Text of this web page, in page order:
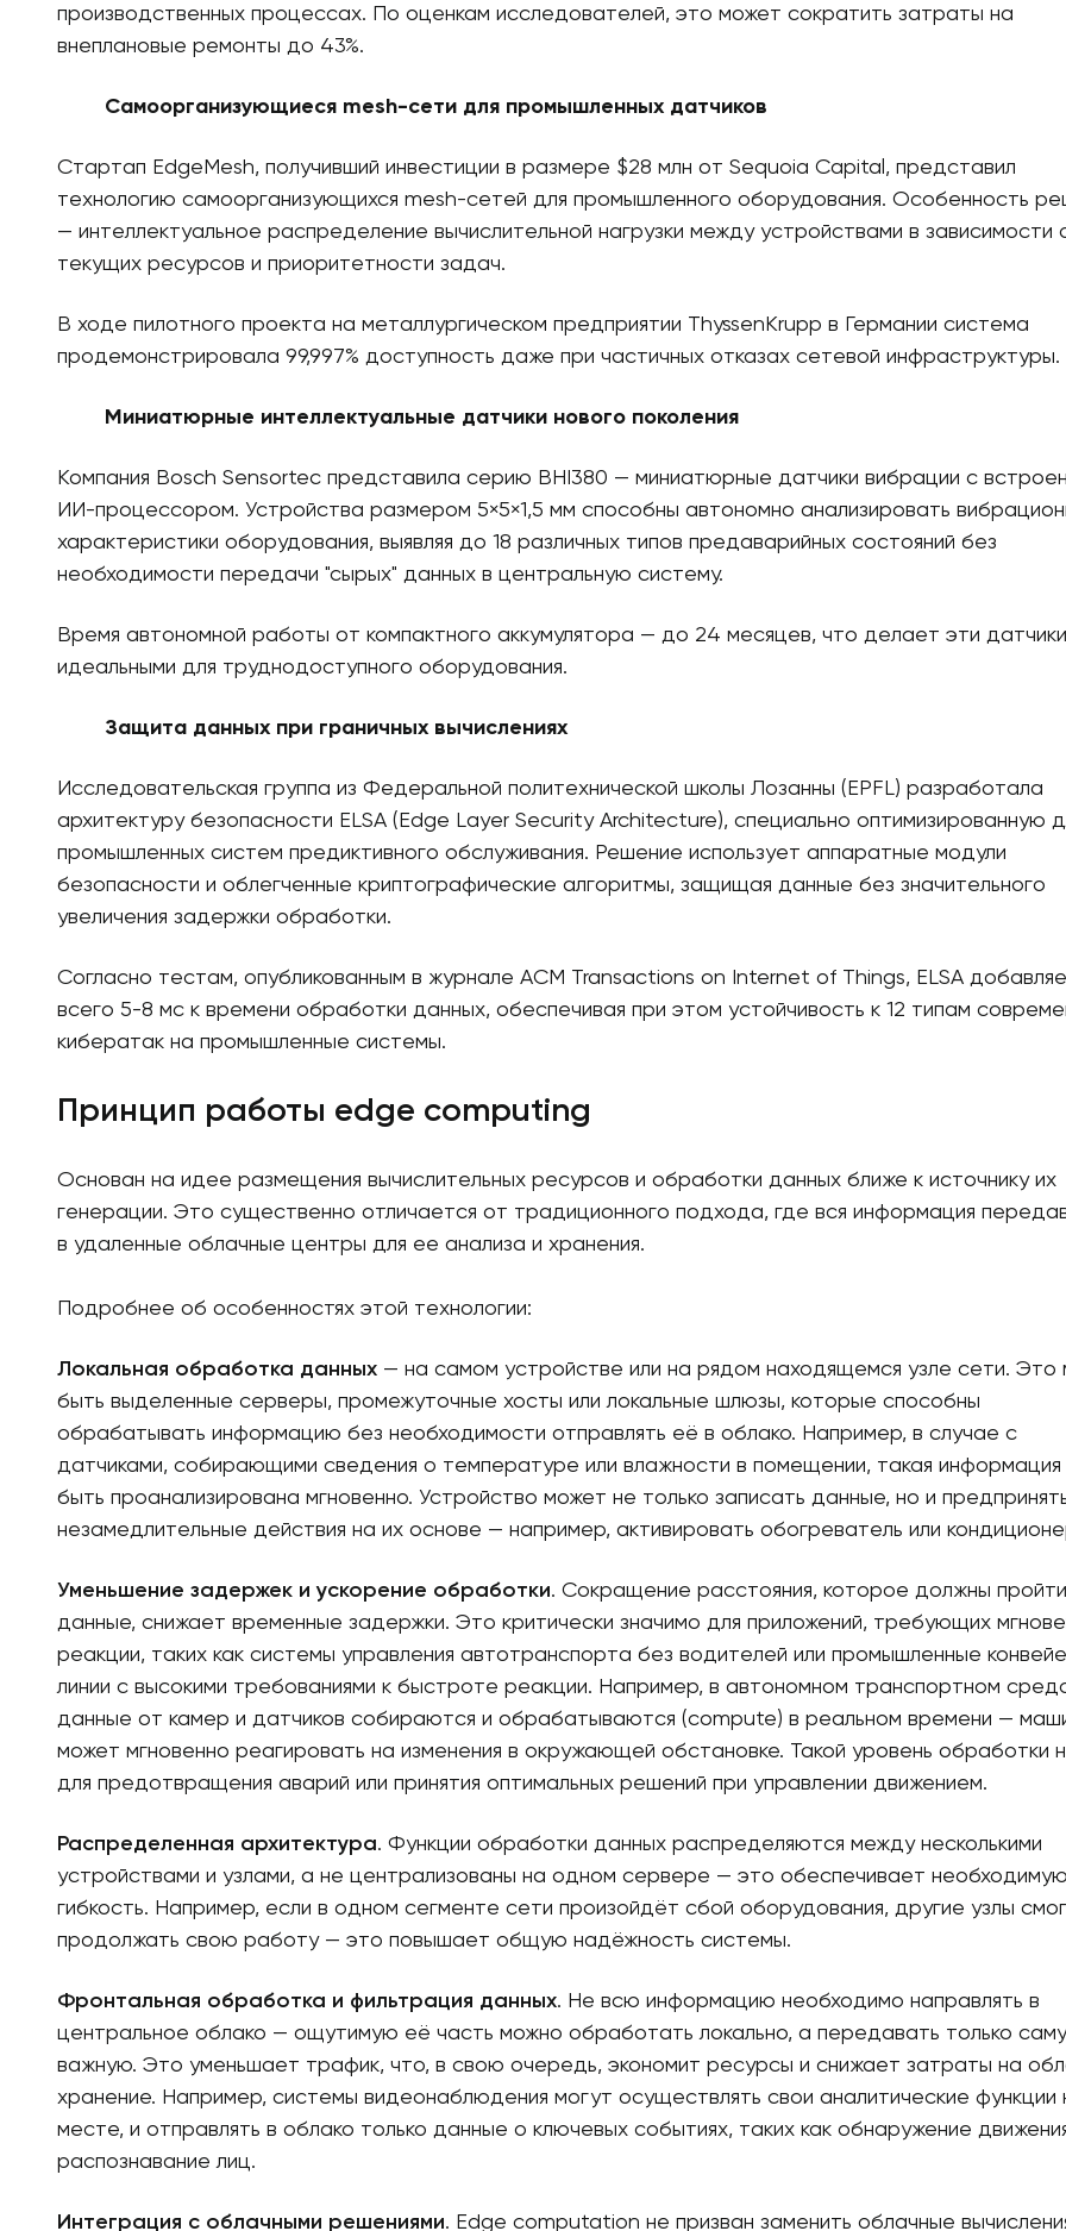
производственных процессах. По оценкам исследователей, это может сократить затраты на
внеплановые ремонты до 43%.
Самоорганизующиеся mesh-сети для промышленных датчиков
Стартап EdgeMesh, получивший инвестиции в размере $28 млн от Sequoia Capital, представил
технологию самоорганизующихся mesh-сетей для промышленного оборудования. Особенность
— интеллектуальное распределение вычислительной нагрузки между устройствами в зависимости
текущих ресурсов и приоритетности задач.
В ходе пилотного проекта на металлургическом предприятии ThyssenKrupp в Германии система
продемонстрировала 99,997% доступность даже при частичных отказах сетевой инфраструктуры.
Миниатюрные интеллектуальные датчики нового поколения
Компания Bosch Sensortec представила серию BHI380 — миниатюрные датчики вибрации с
ИИ-процессором. Устройства размером 5×5×1,5 мм способны автономно анализировать
характеристики оборудования, выявляя до 18 различных типов предаварийных состояний без
необходимости передачи "сырых" данных в центральную систему.
Время автономной работы от компактного аккумулятора — до 24 месяцев, что делает эти датчики
идеальными для труднодоступного оборудования.
Защита данных при граничных вычислениях
Исследовательская группа из Федеральной политехнической школы Лозанны (EPFL) разработала
архитектуру безопасности ELSA (Edge Layer Security Architecture), специально оптимизированную
промышленных систем предиктивного обслуживания. Решение использует аппаратные модули
безопасности и облегченные криптографические алгоритмы, защищая данные без значительного
увеличения задержки обработки.
Согласно тестам, опубликованным в журнале ACM Transactions on Internet of Things, ELSA
всего 5-8 мс к времени обработки данных, обеспечивая при этом устойчивость к 12 типам
кибератак на промышленные системы.
Принцип работы edge computing
Основан на идее размещения вычислительных ресурсов и обработки данных ближе к источнику их
генерации. Это существенно отличается от традиционного подхода, где вся информация
в удаленные облачные центры для ее анализа и хранения.
Подробнее об особенностях этой технологии:
Локальная обработка данных — на самом устройстве или на рядом находящемся узле сети. Это
быть выделенные серверы, промежуточные хосты или локальные шлюзы, которые способны
обрабатывать информацию без необходимости отправлять её в облако. Например, в случае с
датчиками, собирающими сведения о температуре или влажности в помещении, такая
быть проанализирована мгновенно. Устройство может не только записать данные, но и
незамедлительные действия на их основе — например, активировать обогреватель или
Уменьшение задержек и ускорение обработки. Сокращение расстояния, которое должны пройти
данные, снижает временные задержки. Это критически значимо для приложений, требующих
реакции, таких как системы управления автотранспорта без водителей или промышленные
линии с высокими требованиями к быстроте реакции. Например, в автономном транспортном
данные от камер и датчиков собираются и обрабатываются (compute) в реальном времени —
может мгновенно реагировать на изменения в окружающей обстановке. Такой уровень обработки
для предотвращения аварий или принятия оптимальных решений при управлении движением.
Распределенная архитектура. Функции обработки данных распределяются между несколькими
устройствами и узлами, а не централизованы на одном сервере — это обеспечивает необходимую
гибкость. Например, если в одном сегменте сети произойдёт сбой оборудования, другие узлы
продолжать свою работу — это повышает общую надёжность системы.
Фронтальная обработка и фильтрация данных. Не всю информацию необходимо направлять в
центральное облако — ощутимую её часть можно обработать локально, а передавать только
важную. Это уменьшает трафик, что, в свою очередь, экономит ресурсы и снижает затраты на
хранение. Например, системы видеонаблюдения могут осуществлять свои аналитические функции
месте, и отправлять в облако только данные о ключевых событиях, таких как обнаружение
распознавание лиц.
Интеграция с облачными решениями. Edge computation не призван заменить облачные